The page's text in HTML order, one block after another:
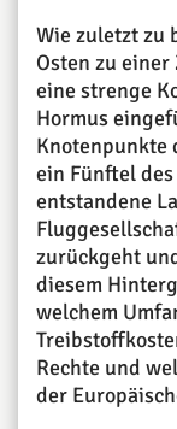
Wie zuletzt zu
Osten zu
eine strenge
Hormus
Knotenpunkte
ein Fünftel
entstandene
zurückgeht
diesem
welchem
Rechte und
der